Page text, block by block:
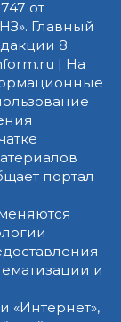
от
Главный
8
| На
портал
и
«Интернет»,